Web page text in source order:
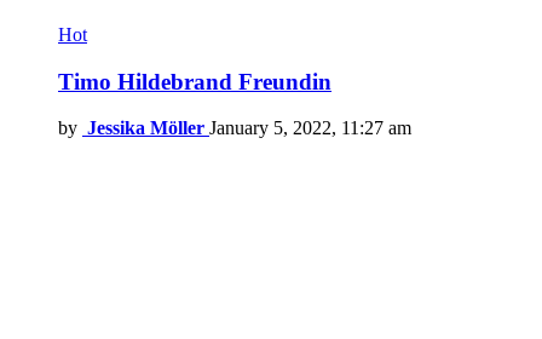
Hot
Timo Hildebrand Freundin
by Jessika Möller January 5, 2022, 11:27 am